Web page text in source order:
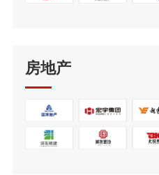
房地产